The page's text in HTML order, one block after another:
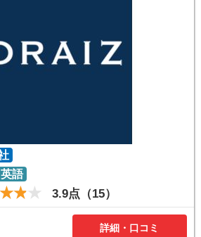
語
3.9点（15）
詳細・口コミ